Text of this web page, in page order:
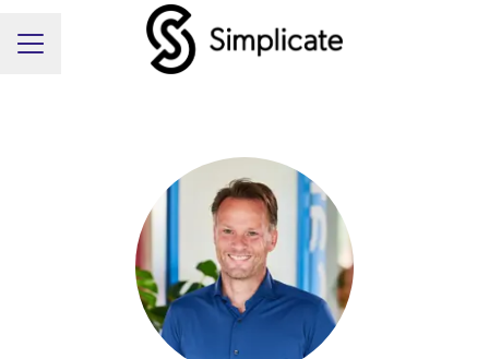
Carrièremenu